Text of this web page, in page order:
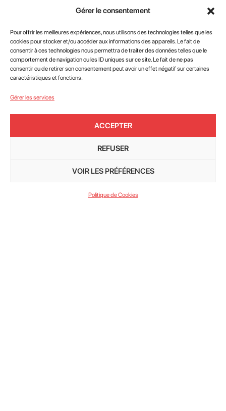
Gérer le consentement
Pour offrir les meilleures expériences, nous utilisons des technologies telles que les
cookies pour stocker et/ou accéder aux informations des appareils. Le fait de
consentir à ces technologies nous permettra de traiter des données telles que le
comportement de navigation ou les ID uniques sur ce site. Le fait de ne pas
consentir ou de retirer son consentement peut avoir un effet négatif sur certaines
caractéristiques et fonctions.
Gérer les services
ACCEPTER
REFUSER
VOIR LES PRÉFÉRENCES
Politique de Cookies
NOSADMINISTRATEURS
NATIONAUX